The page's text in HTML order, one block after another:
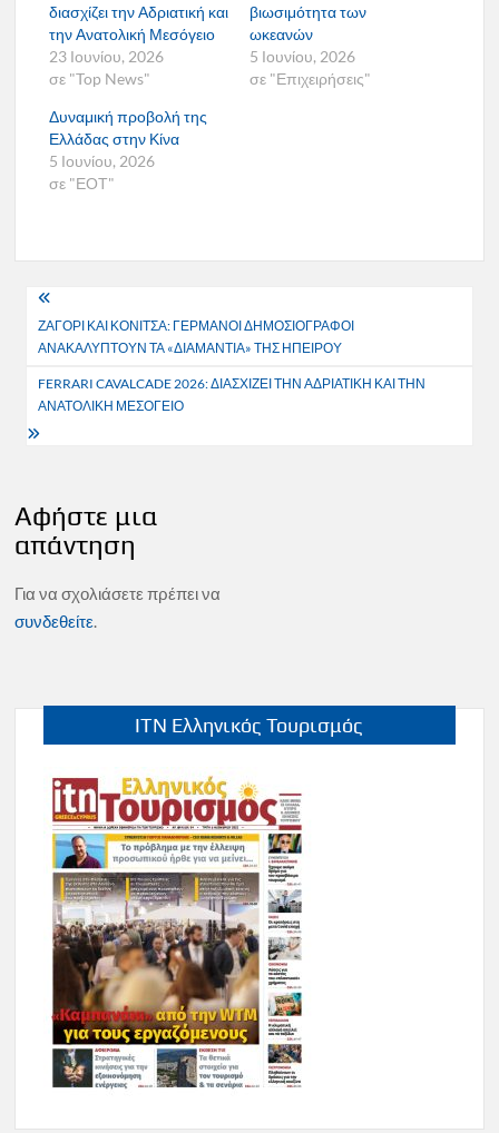
διασχίζει την Αδριατική και
την Ανατολική Μεσόγειο
23 Ιουνίου, 2026
σε "Top News"
βιωσιμότητα των
ωκεανών
5 Ιουνίου, 2026
σε "Επιχειρήσεις"
Δυναμική προβολή της
Ελλάδας στην Κίνα
5 Ιουνίου, 2026
σε "ΕΟΤ"
Πλοήγηση
άρθρων
ΖΑΓΟΡΙ ΚΑΙ ΚΟΝΙΤΣΑ: ΓΕΡΜΑΝΟΙ ΔΗΜΟΣΙΟΓΡΑΦΟΙ
ΑΝΑΚΑΛΥΠΤΟΥΝ ΤΑ «ΔΙΑΜΑΝΤΙΑ» ΤΗΣ ΗΠΕΙΡΟΥ
FERRARI CAVALCADE 2026: ΔΙΑΣΧΙΖΕΙ ΤΗΝ ΑΔΡΙΑΤΙΚΗ ΚΑΙ ΤΗΝ
ΑΝΑΤΟΛΙΚΗ ΜΕΣΟΓΕΙΟ
Αφήστε μια
απάντηση
Για να σχολιάσετε πρέπει να
συνδεθείτε.
ITN Ελληνικός Τουρισμός